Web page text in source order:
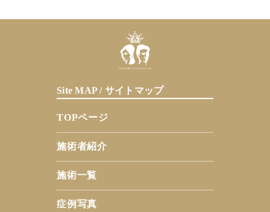
Site MAP / サイトマップ
TOPページ
施術者紹介
施術一覧
症例写真